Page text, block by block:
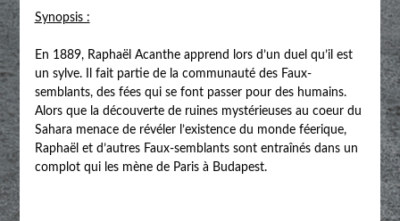
Synopsis :
En 1889, Raphaël Acanthe apprend lors d’un duel qu’il est
un sylve. Il fait partie de la communauté des Faux-
semblants, des fées qui se font passer pour des humains.
Alors que la découverte de ruines mystérieuses au coeur du
Sahara menace de révéler l’existence du monde féerique,
Raphaël et d’autres Faux-semblants sont entraînés dans un
complot qui les mène de Paris à Budapest.